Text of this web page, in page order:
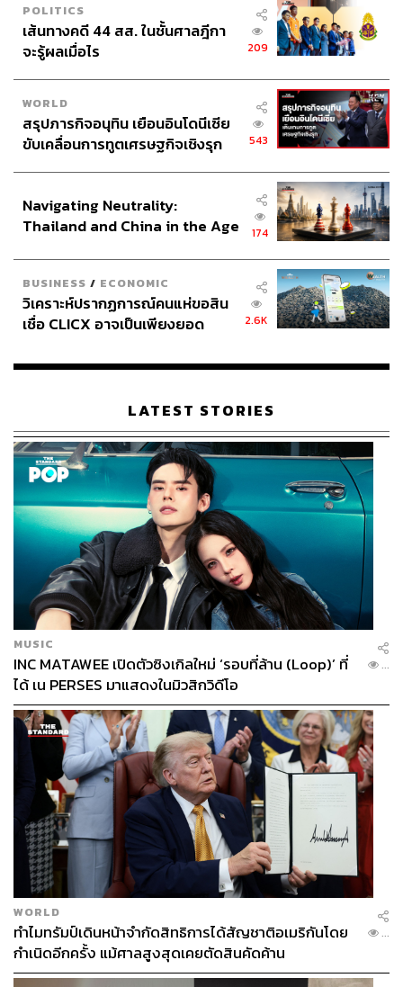
POLITICS
เส้นทางคดี 44 สส. ในชั้นศาลฎีกา
จะรู้ผลเมื่อไร
209
WORLD
สรุปภารกิจอนุทิน เยือนอินโดนีเซีย
ขับเคลื่อนการทูตเศรษฐกิจเชิงรุก
543
Navigating Neutrality:
Thailand and China in the Age
174
BUSINESS / ECONOMIC
วิเคราะห์ปรากฏการณ์คนแห่ขอสิน
เชื่อ CLICX อาจเป็นเพียงยอด
เรือนไทยที่ถูกซุกไว้
2.6K
LATEST STORIES
MUSIC
INC MATAWEE เปิดตัวซิงเกิลใหม่ ‘รอบที่ล้าน (Loop)’ ที่
ได้ เน PERSES มาแสดงในมิวสิกวิดีโอ
...
WORLD
ทำไมทรัมป์เดินหน้าจำกัดสิทธิการได้สัญชาติอเมริกันโดย
กำเนิดอีกครั้ง แม้ศาลสูงสุดเคยตัดสินคัดค้าน
...